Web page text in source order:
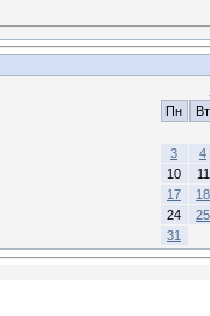
Пн
Вт
3
4
10
11
17
18
24
25
31